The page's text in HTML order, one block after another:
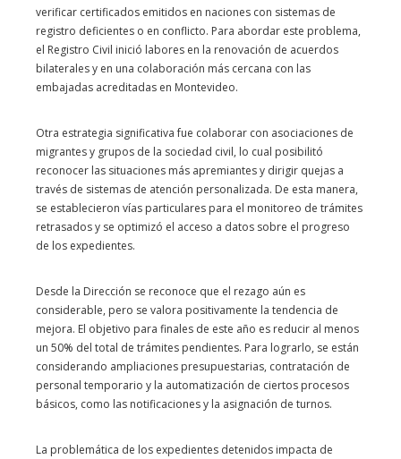
verificar certificados emitidos en naciones con sistemas de
registro deficientes o en conflicto. Para abordar este problema,
el Registro Civil inició labores en la renovación de acuerdos
bilaterales y en una colaboración más cercana con las
embajadas acreditadas en Montevideo.
Otra estrategia significativa fue colaborar con asociaciones de
migrantes y grupos de la sociedad civil, lo cual posibilitó
reconocer las situaciones más apremiantes y dirigir quejas a
través de sistemas de atención personalizada. De esta manera,
se establecieron vías particulares para el monitoreo de trámites
retrasados y se optimizó el acceso a datos sobre el progreso
de los expedientes.
Desde la Dirección se reconoce que el rezago aún es
considerable, pero se valora positivamente la tendencia de
mejora. El objetivo para finales de este año es reducir al menos
un 50% del total de trámites pendientes. Para lograrlo, se están
considerando ampliaciones presupuestarias, contratación de
personal temporario y la automatización de ciertos procesos
básicos, como las notificaciones y la asignación de turnos.
La problemática de los expedientes detenidos impacta de